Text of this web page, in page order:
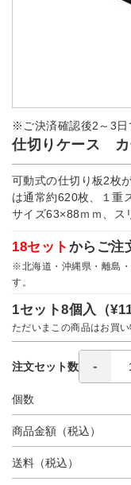
※ご決済確認後2～3日
仕切りケース
可動式の仕切り板2枚
は通常約620枚、１重
サイズ63×88ｍｍ、ス
18セット からご注
※北海道・沖縄県・離島
す。
1セット8個入（
ただいまこの商品はお買
注文セット数
個数
商品金額（税込）
送料（税込）